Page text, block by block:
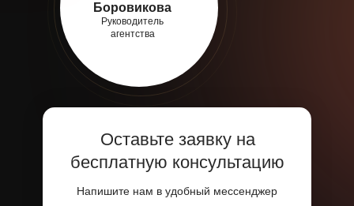
Оставьте заявку на
бесплатную консультацию
Напишите нам в удобный мессенджер
Боровикова
Руководитель
агентства